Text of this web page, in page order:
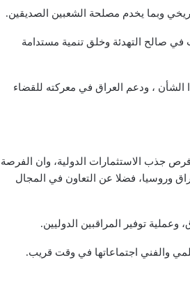
وبما يخدم مصلحة الشعبين الصديقين.
في صالح التهدئة وخلق تنمية مستدامة
الشأن ، ودعم العراق في معركته للقضاء
فرص جذب الاستثمارات الدولية، وان الفرصة
وروسيا، فضلا عن التعاون في المجال
توفير المراقبين الدوليين.
والفني اجتماعاتها في وقت قريب.